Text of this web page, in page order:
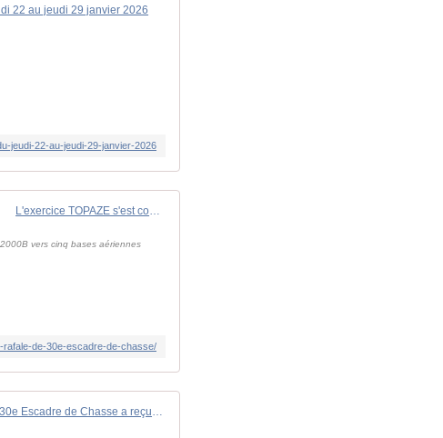
22 au jeudi 29 janvier 2026
jeudi-22-au-jeudi-29-janvier-2026
L'exercice TOPAZE s'est conclu par un raid SCALP mené par les Rafale de 30e Escadre de Chasse - Zone Militaire
vers cinq bases aériennes
de-30e-escadre-de-chasse/
La 30e Escadre de Chasse a reçu l'ordre de disperser une partie de ses Rafale sans préavis - Zone Militaire